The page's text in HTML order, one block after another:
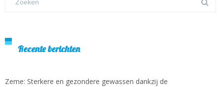
Recente berichten
Zeme: Sterkere en gezondere gewassen dankzij de